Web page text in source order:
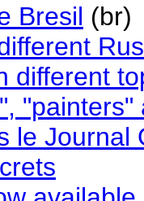
Bresil (br)
different
"painters"
le Journal